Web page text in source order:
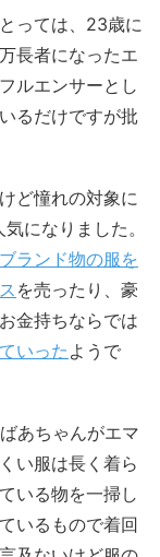
っては、23歳に
長者になったエ
ルエンサーとし
るだけですが批
ど憧れの対象に
になりました。
ブランド物の服を
を売ったり、豪
金持ちならでは
いった ようで
あちゃんがエマ
い服は長く着ら
いる物を一掃し
いるもので着回